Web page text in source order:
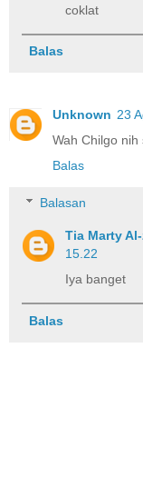
coklat
Balas
Unknown 23
Wah Chilgo
Balas
Balasan
Tia Marty
15.22
Iya banget
Balas